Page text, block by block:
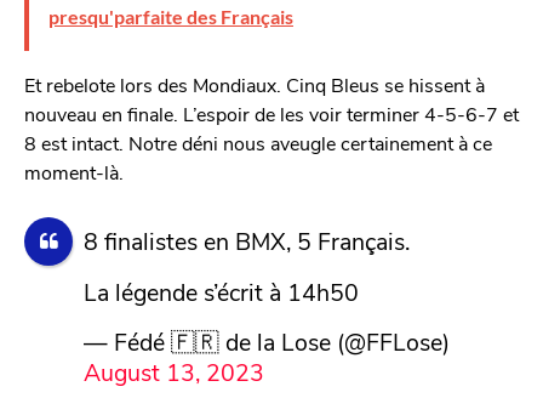
presqu'parfaite des Français
Et rebelote lors des Mondiaux. Cinq Bleus se hissent à
nouveau en finale. L’espoir de les voir terminer 4-5-6-7 et
8 est intact. Notre déni nous aveugle certainement à ce
moment-là.
8 finalistes en BMX, 5 Français.
La légende s’écrit à 14h50
— Fédé 🇫🇷 de la Lose (@FFLose)
August 13, 2023